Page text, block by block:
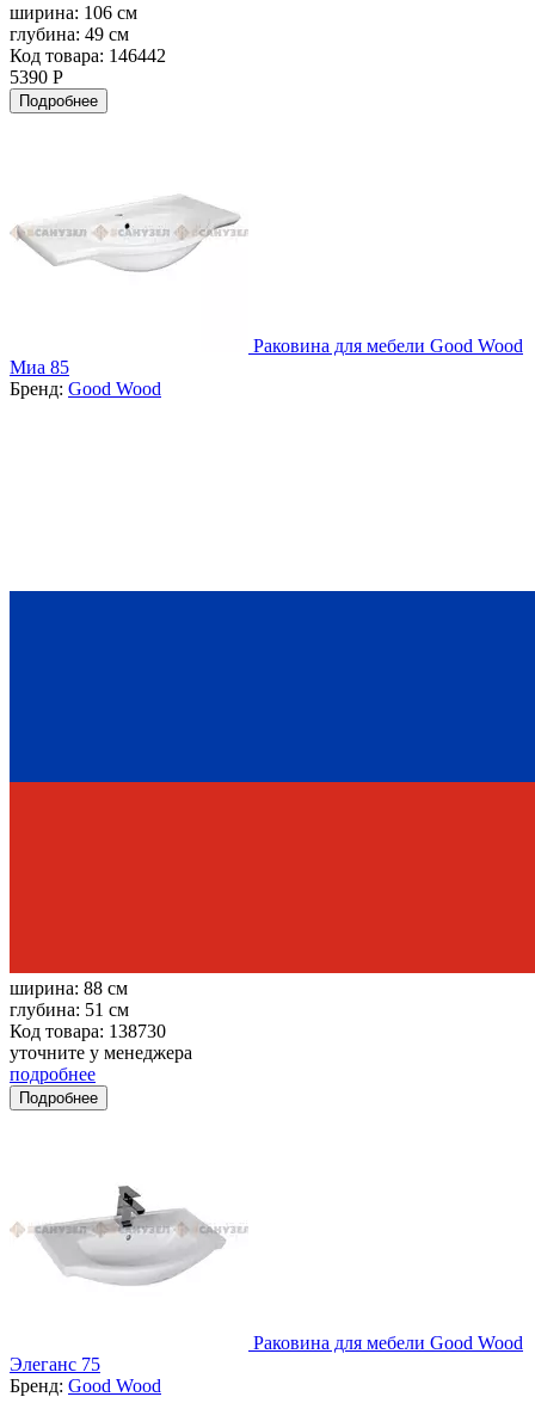
ширина: 106 см
глубина: 49 см
Код товара: 146442
5390 Р
Подробнее
Раковина для мебели Good Wood
Миа 85
Бренд: Good Wood
ширина: 88 см
глубина: 51 см
Код товара: 138730
уточните у менеджера
подробнее
Подробнее
Раковина для мебели Good Wood
Элеганс 75
Бренд: Good Wood